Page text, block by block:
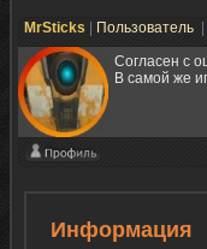
MrSticks Пользователь
Согласен с
В самой же
Информация